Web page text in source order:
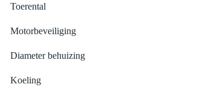
Toerental
Motorbeveiliging
Diameter behuizing
Koeling